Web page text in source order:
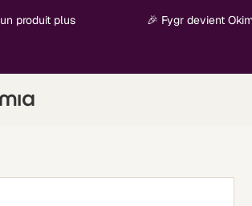
plus 🎉 Fygr devient Okimia